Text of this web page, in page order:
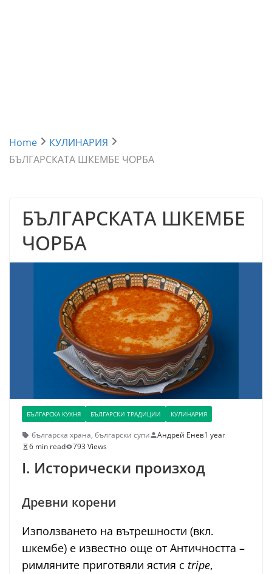
Home
КУЛИНАРИЯ
БЪЛГАРСКАТА ШКЕМБЕ ЧОРБА
БЪЛГАРСКАТА ШКЕМБЕ
ЧОРБА
БЪЛГАРСКА КУХНЯ БЪЛГАРСКИ ТРАДИЦИИ КУЛИНАРИЯ
българска храна, български супи Андрей Енев1 year
6 min read
793 Views
I. Исторически произход
Древни корени
Използването на вътрешности (вкл.
шкембе) е известно още от Античността –
римляните приготвяли ястия с tripe,